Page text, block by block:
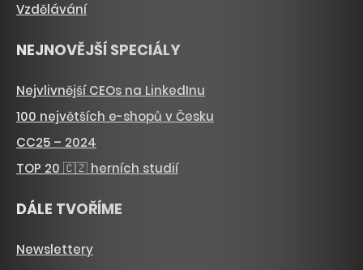
Vzdělávání
NEJNOVĚJŠÍ SPECIÁLY
Nejvlivnější CEOs na LinkedInu
100 největších e-shopů v Česku
CC25 – 2024
TOP 20 🇨🇿 herních studií
DÁLE TVOŘÍME
Newslettery